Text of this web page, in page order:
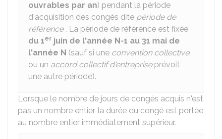
ouvrables par an) pendant la période
d'acquisition des congés dite période de
référence. La période de référence est fixée
du 1er juin de l'année N-1 au 31 mai de
l'année N (sauf si une convention collective
ou un accord collectif d'entrepriseprévoit
une autre période).
Lorsque le nombre de jours de congés acquis n'est
pas un nombre entier, la durée du congé est portée
au nombre entier immédiatement supérieur.